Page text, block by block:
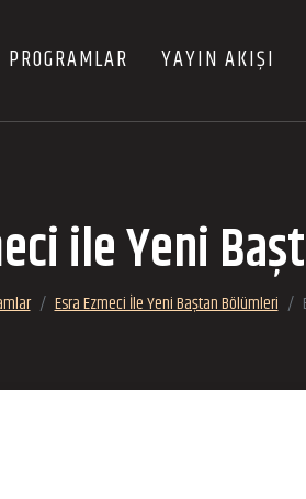
PROGRAMLAR YAYIN AKIŞI
ile Yeni
Esra Ezmeci İle Yeni Baştan Bölümleri